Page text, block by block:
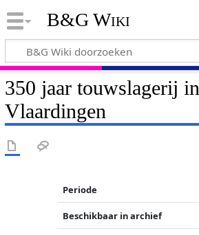
B&G Wiki
350 jaar touwslagerij in
Vlaardingen
Periode
Beschikbaar in archief